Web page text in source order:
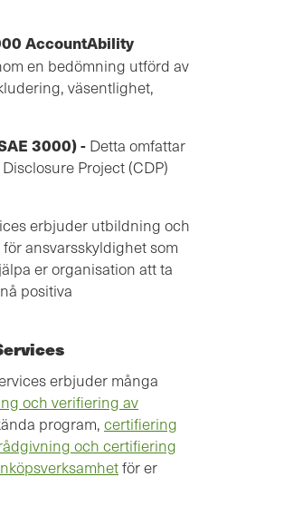
AccountAbility
en bedömning utförd av
väsentlighet,
3000) - Detta omfattar
Project (CDP)
erbjuder utbildning och
ansvarsskyldighet som
er organisation att ta
positiva
erbjuder många
och verifiering av
program, certifiering
och certifiering
för er